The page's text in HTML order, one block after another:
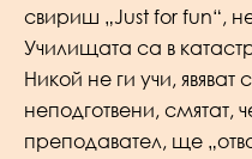
свириш „Just for fun“,
Училищата са в
Никой не ги учи,
неподготвени, смятат,
преподавател, ще